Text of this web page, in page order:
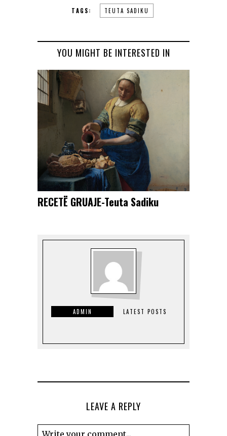
TAGS: TEUTA SADIKU
YOU MIGHT BE INTERESTED IN
RECETË GRUAJE-Teuta Sadiku
ADMIN LATEST POSTS
LEAVE A REPLY